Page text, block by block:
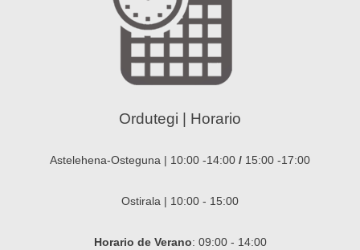
Ordutegi | Horario
Astelehena-Osteguna | 10:00 -14:00 / 15:00 -17:00
Ostirala | 10:00 - 15:00
Horario de Verano: 09:00 - 14:00